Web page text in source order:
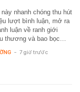
nhanh chóng thu hút
lượt bình luận, mở ra
luận về ranh giới
thương và bao bọc…
- 7 giờ trước